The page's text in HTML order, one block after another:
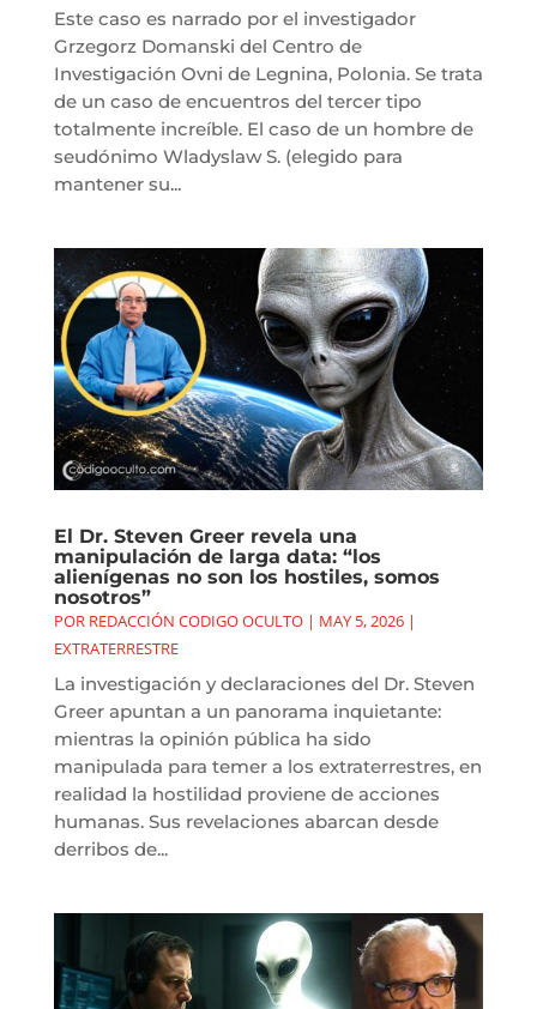
Este caso es narrado por el investigador
Grzegorz Domanski del Centro de
Investigación Ovni de Legnina, Polonia. Se trata
de un caso de encuentros del tercer tipo
totalmente increíble. El caso de un hombre de
seudónimo Wladyslaw S. (elegido para
mantener su...
El Dr. Steven Greer revela una
manipulación de larga data: “los
alienígenas no son los hostiles, somos
nosotros”
POR REDACCIÓN CODIGO OCULTO| MAY 5, 2026|
EXTRATERRESTRE
La investigación y declaraciones del Dr. Steven
Greer apuntan a un panorama inquietante:
mientras la opinión pública ha sido
manipulada para temer a los extraterrestres, en
realidad la hostilidad proviene de acciones
humanas. Sus revelaciones abarcan desde
derribos de...